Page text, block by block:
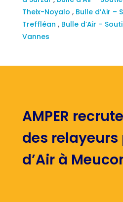
Theix-Noyalo , Bulle d’Air –
Treffléan , Bulle d’Air –
Vannes
AMPER recrute
des relayeurs
d’Air à